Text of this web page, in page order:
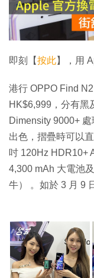
即刻【按此】，用
港行 OPPO Find
HK$6,999，分有黑
Dimensity 9000+
出色，摺疊時可以
吋 120Hz HDR10+
4,300 mAh 大電池
牛） 。如於 3 月 9